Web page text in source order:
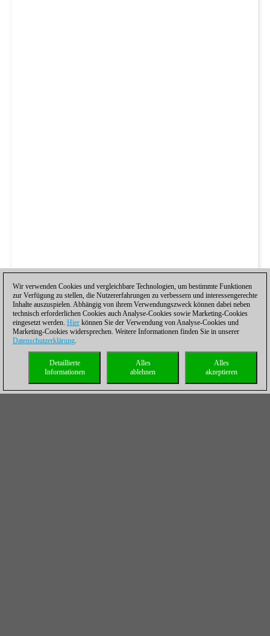
Wir verwenden Cookies und vergleichbare Technologien, um bestimmte Funktionen
zur Verfügung zu stellen, die Nutzererfahrungen zu verbessern und interessengerechte
Inhalte auszuspielen. Abhängig von ihrem Verwendungszweck können dabei neben
technisch erforderlichen Cookies auch Analyse-Cookies sowie Marketing-Cookies
eingesetzt werden. Hier können Sie der Verwendung von Analyse-Cookies und
Marketing-Cookies widersprechen. Weitere Informationen finden Sie in unserer
Datenschutzerklärung.
Alles
akzeptieren
Alles
ablehnen
Detaillierte
Informationen